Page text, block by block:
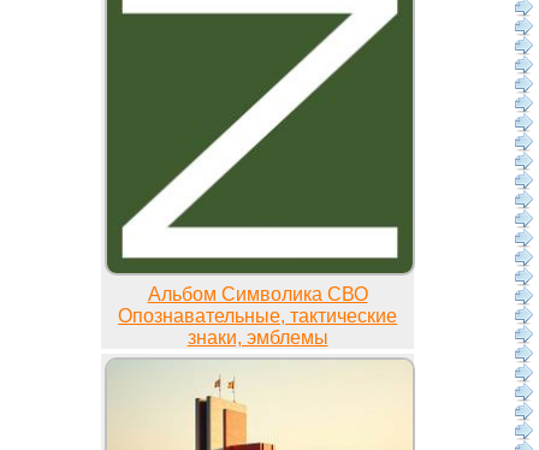
Альбом Символика СВО
Опознавательные, тактические
знаки, эмблемы